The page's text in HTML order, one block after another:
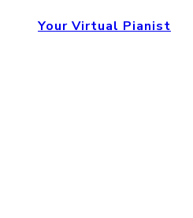
Your Virtual Pianist